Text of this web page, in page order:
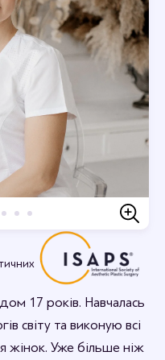
17 років. Навчалась
світу та виконую всі
жінок. Уже більше ніж